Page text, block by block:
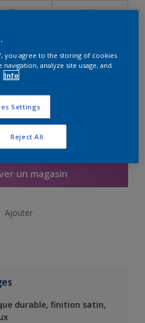
5L 10L
de peinture
Calculer
la liste d’achats
un magasin
Ajouter
durable, finition satin,
you agree to the storing of cookies
analyze site usage, and
Info
Settings
Reject All